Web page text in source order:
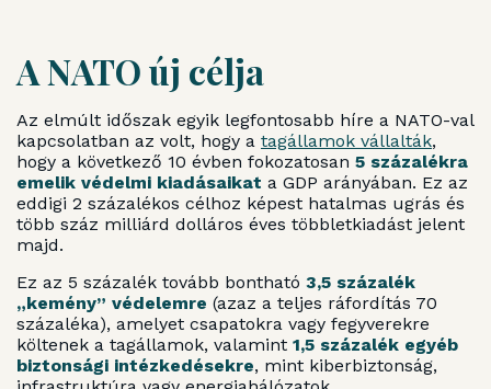
A NATO új célja
Az elmúlt időszak egyik legfontosabb híre a NATO-val
kapcsolatban az volt, hogy a tagállamok vállalták,
hogy a következő 10 évben fokozatosan 5 százalékra
emelik védelmi kiadásaikat a GDP arányában. Ez az
eddigi 2 százalékos célhoz képest hatalmas ugrás és
több száz milliárd dolláros éves többletkiadást jelent
majd.
Ez az 5 százalék tovább bontható 3,5 százalék
„kemény” védelemre (azaz a teljes ráfordítás 70
százaléka), amelyet csapatokra vagy fegyverekre
költenek a tagállamok, valamint 1,5 százalék egyéb
biztonsági intézkedésekre, mint kiberbiztonság,